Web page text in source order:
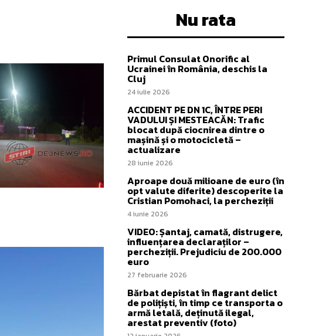
Nu rata
Primul Consulat Onorific al
Ucrainei în România, deschis la
Cluj
24 iulie 2026
ACCIDENT PE DN 1C, ÎNTRE PERI
VADULUI ȘI MESTEACĂN: Trafic
blocat după ciocnirea dintre o
mașină și o motocicletă –
actualizare
28 iunie 2026
Aproape două milioane de euro (în
opt valute diferite) descoperite la
Cristian Pomohaci, la percheziții
4 iunie 2026
VIDEO: Șantaj, camată, distrugere,
influențarea declaraților –
percheziții. Prejudiciu de 200.000
euro
27 februarie 2026
Bărbat depistat în flagrant delict
de polițiști, în timp ce transporta o
armă letală, deținută ilegal,
arestat preventiv (foto)